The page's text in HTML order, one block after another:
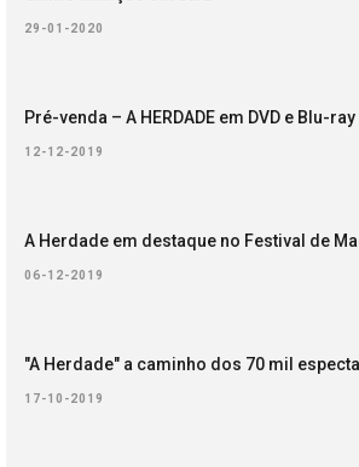
29-01-2020
Pré-venda – A HERDADE em DVD e Blu-ray
12-12-2019
A Herdade em destaque no Festival de
06-12-2019
"A Herdade" a caminho dos 70 mil
17-10-2019